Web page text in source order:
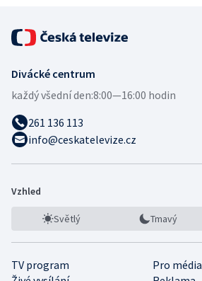
Divácké centrum
každý všední den:8:00—16:00 hodin
261 136 113
info@ceskatelevize.cz
Vzhled
Světlý Tmavý
TV program
Pro média